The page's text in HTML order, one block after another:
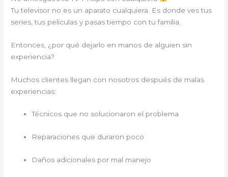
Tu televisor no es un aparato cualquiera. Es donde ves tus
series, tus películas y pasas tiempo con tu familia.
Entonces, ¿por qué dejarlo en manos de alguien sin
experiencia?
Muchos clientes llegan con nosotros después de malas
experiencias:
Técnicos que no solucionaron el problema
Reparaciones que duraron poco
Daños adicionales por mal manejo